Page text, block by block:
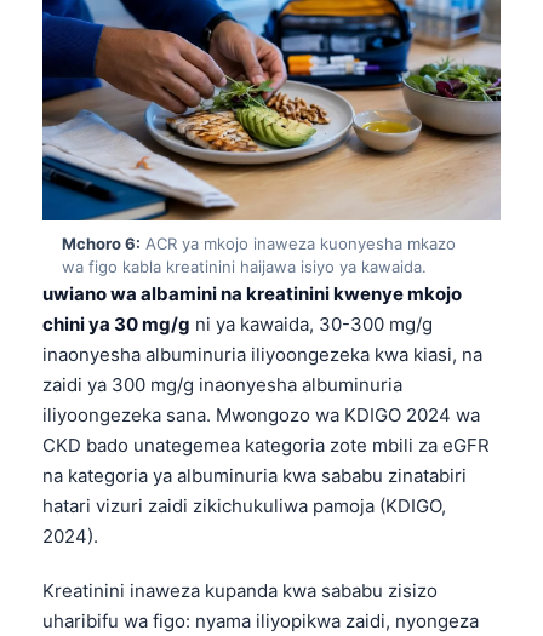
Mchoro 6: ACR ya mkojo inaweza kuonyesha mkazo
wa figo kabla kreatinini haijawa isiyo ya kawaida.
uwiano wa albamini na kreatinini kwenye mkojo
chini ya 30 mg/g ni ya kawaida, 30-300 mg/g
inaonyesha albuminuria iliyoongezeka kwa kiasi, na
zaidi ya 300 mg/g inaonyesha albuminuria
iliyoongezeka sana. Mwongozo wa KDIGO 2024 wa
CKD bado unategemea kategoria zote mbili za eGFR
na kategoria ya albuminuria kwa sababu zinatabiri
hatari vizuri zaidi zikichukuliwa pamoja (KDIGO,
2024).
Kreatinini inaweza kupanda kwa sababu zisizo
uharibifu wa figo: nyama iliyopikwa zaidi, nyongeza
Svenska
Eesti
日本語
Čeština
Русский
Lietuvių kalba
Polski
한국어
Slovenščina
Magyar
Shqip
বাংলা
اردو